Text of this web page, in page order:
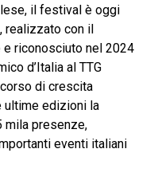
il festival è oggi
realizzato con il
riconosciuto nel 2024
d’Italia al TTG
di crescita
ultime edizioni la
mila presenze,
eventi italiani